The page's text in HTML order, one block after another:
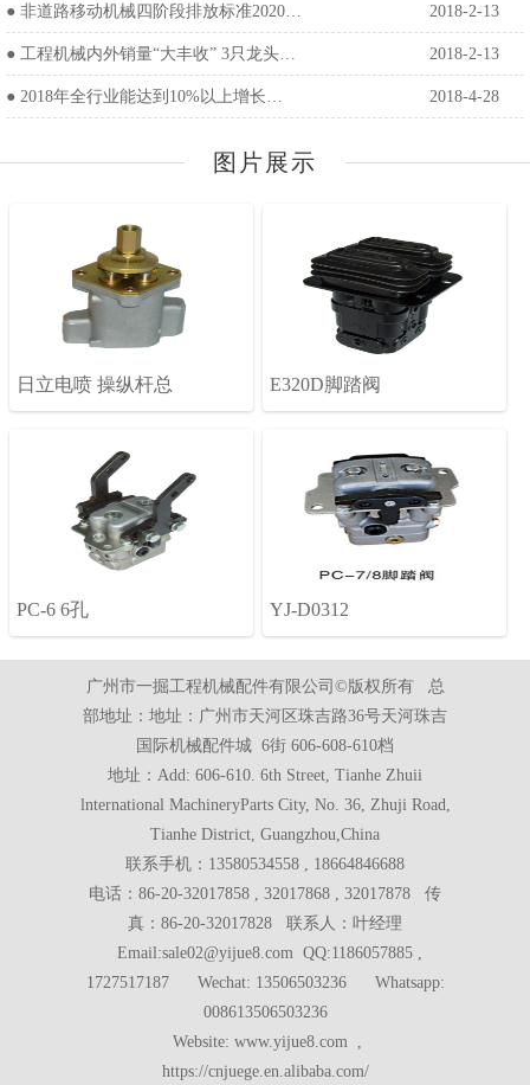
● 非道路移动机械四阶段排放标准2020… 2018-2-13
● 工程机械内外销量“大丰收” 3只龙头… 2018-2-13
● 2018年全行业能达到10%以上增长… 2018-4-28
图片展示
日立电喷 操纵杆总 E320D脚踏阀
PC-6 6孔 YJ-D0312
广州市一掘工程机械配件有限公司©版权所有 总
部地址：地址：广州市天河区珠吉路36号天河珠吉
国际机械配件城 6街 606-608-610档
地址：Add: 606-610. 6th Street, Tianhe Zhuii
lnternational MachineryParts City, No. 36, Zhuji Road,
Tianhe District, Guangzhou,China
联系手机：13580534558 , 18664846688
电话：86-20-32017858 , 32017868 , 32017878 传
真：86-20-32017828 联系人：叶经理
Email:sale02@yijue8.com QQ:1186057885 ,
1727517187 Wechat: 13506503236 Whatsapp:
008613506503236
Website: www.yijue8.com ,
https://cnjuege.en.alibaba.com/